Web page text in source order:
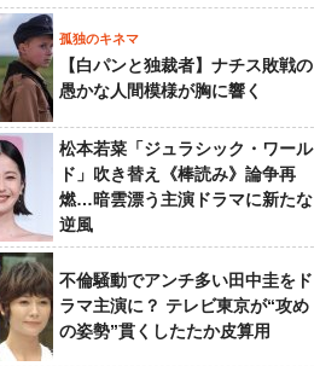
孤独のキネマ
【白パンと独裁者】ナチス敗戦の
愚かな人間模様が胸に響く
松本若菜「ジュラシック・ワール
ド」吹き替え《棒読み》論争再
燃…暗雲漂う主演ドラマに新たな
逆風
不倫騒動でアンチ多い田中圭をド
ラマ主演に？ テレビ東京が“攻め
の姿勢”貫くしたたか皮算用